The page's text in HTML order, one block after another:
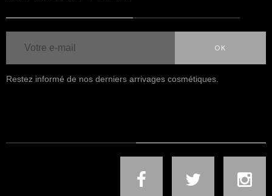
OK
Restez informé de nos derniers arrivages cosmétiques.